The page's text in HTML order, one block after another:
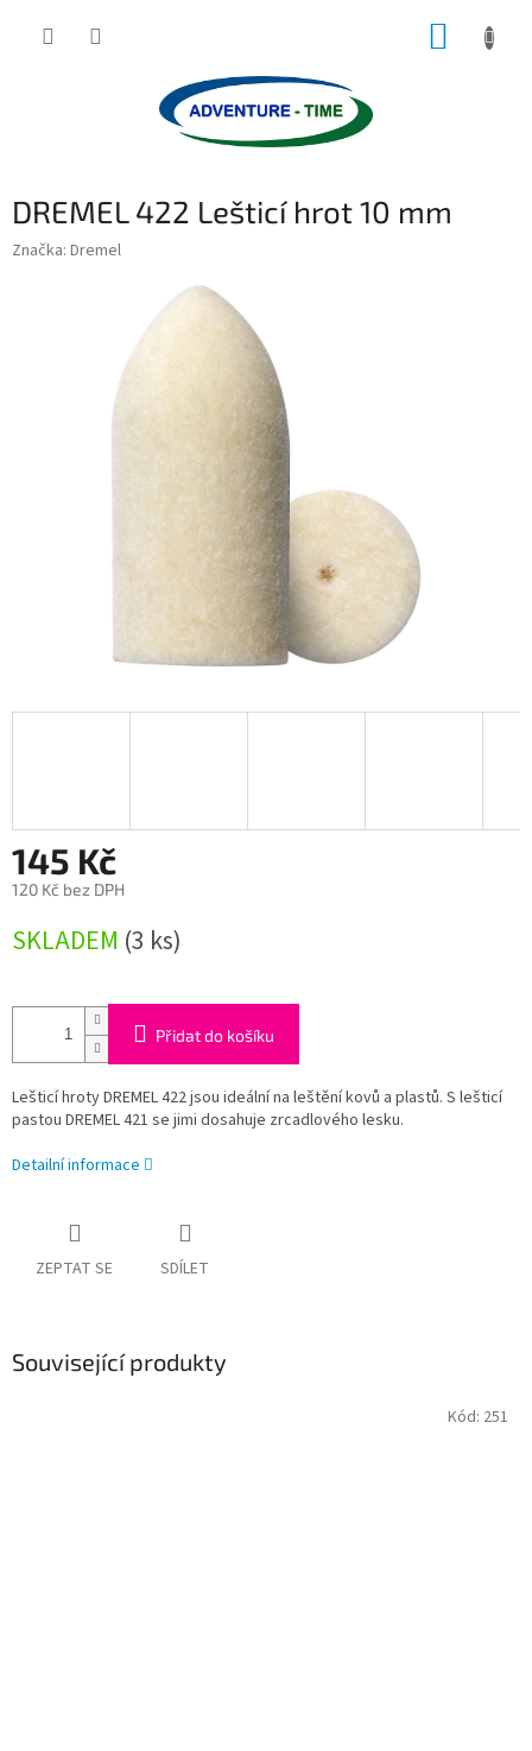
DREMEL 422 Lešticí hrot 10 mm
Značka: Dremel
145 Kč
120 Kč bez DPH
cena:
SKLADEM (3 ks)
Přidat do košíku
Lešticí hroty DREMEL 422 jsou ideální na leštění kovů a plastů. S lešticí
pastou DREMEL 421 se jimi dosahuje zrcadlového lesku.
Detailní informace
ZEPTAT SE SDÍLET
Související produkty
Kód: 251